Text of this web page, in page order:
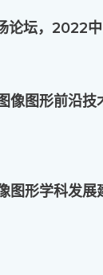
论坛，2022
像图形前沿
图形学科发展